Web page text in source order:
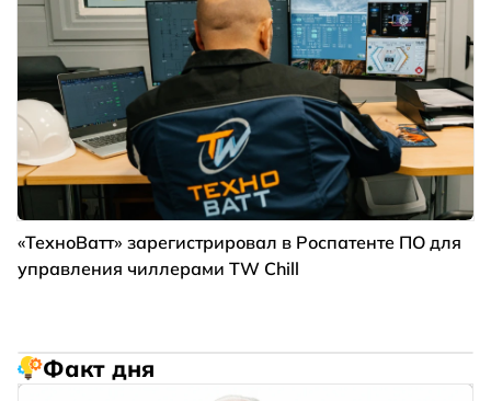
«ТехноВатт» зарегистрировал в Роспатенте ПО для
управления чиллерами TW Chill
Факт дня